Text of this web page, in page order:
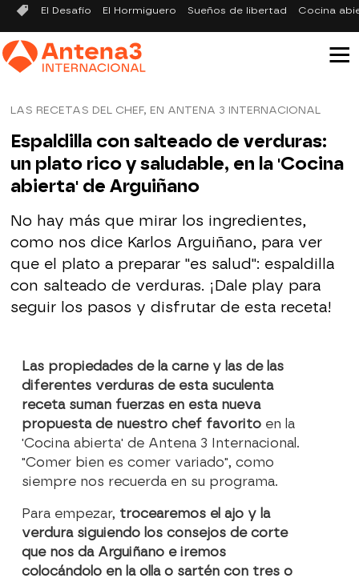
El Desafío El Hormiguero Sueños de libertad Cocina
LAS RECETAS DEL CHEF, EN ANTENA 3 INTERNACIONAL
Espaldilla con salteado de verduras:
un plato rico y saludable, en la 'Cocina
abierta' de Arguiñano
No hay más que mirar los ingredientes,
como nos dice Karlos Arguiñano, para ver
que el plato a preparar "es salud": espaldilla
con salteado de verduras. ¡Dale play para
seguir los pasos y disfrutar de esta receta!
Las propiedades de la carne y las de las
diferentes verduras de esta suculenta
receta suman fuerzas en esta nueva
propuesta de nuestro chef favorito en la
'Cocina abierta' de Antena 3 Internacional.
"Comer bien es comer variado", como
siempre nos recuerda en su programa.
Para empezar, trocearemos el ajo y la
verdura siguiendo los consejos de corte
que nos da Arguiñano e iremos
colocándolo en la olla o sartén con tres o